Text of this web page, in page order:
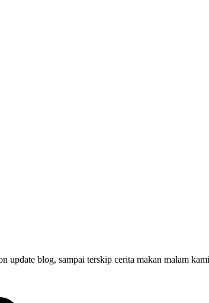
update blog, sampai terskip cerita makan malam